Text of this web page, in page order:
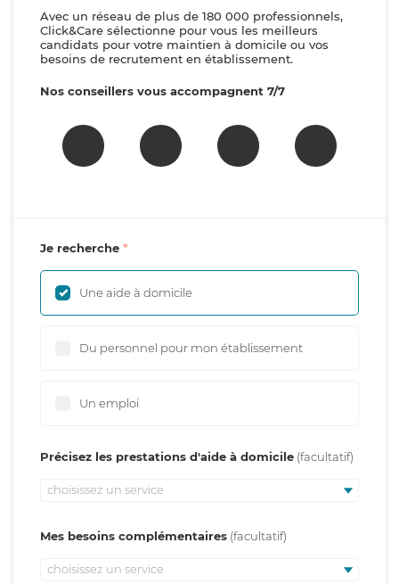
Avec un réseau de plus de 180 000 professionnels,
Click&Care sélectionne pour vous les meilleurs
candidats pour votre maintien à domicile ou vos
besoins de recrutement en établissement.
Nos conseillers vous accompagnent 7/7
Je recherche
Une aide à domicile
Du personnel pour mon établissement
Un emploi
Précisez les prestations d'aide à domicile
choisissez un service
Mes besoins complémentaires
choisissez un service